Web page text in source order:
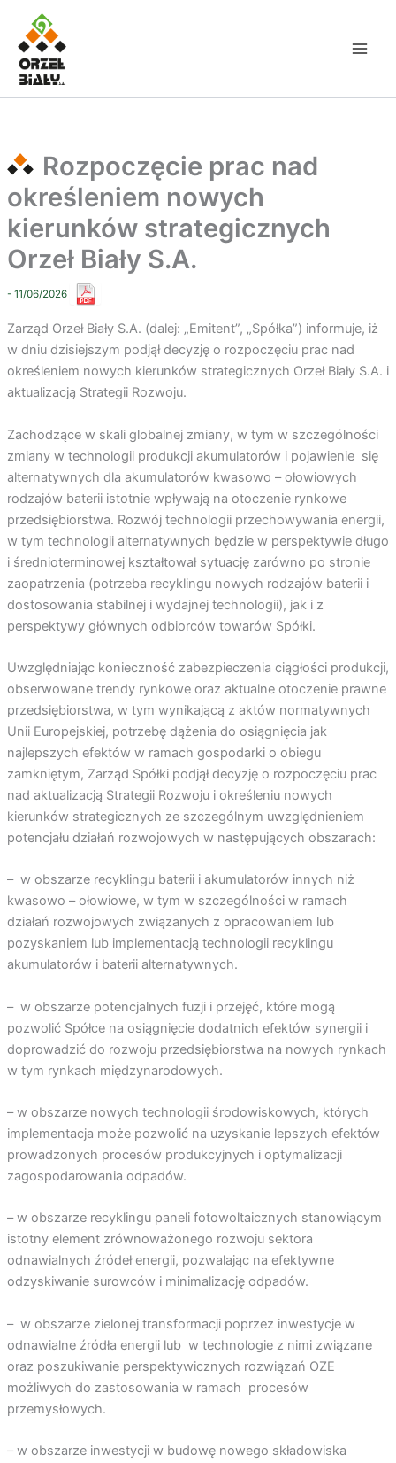
Przejdź
treści
Rozpoczęcie prac nad
określeniem nowych
kierunków strategicznych
Orzeł Biały S.A.
- 11/06/2026
Zarząd Orzeł Biały S.A. (dalej: „Emitent”, „Spółka”) informuje, iż
w dniu dzisiejszym podjął decyzję o rozpoczęciu prac nad
określeniem nowych kierunków strategicznych Orzeł Biały S.A. i
aktualizacją Strategii Rozwoju.
Zachodzące w skali globalnej zmiany, w tym w szczególności
zmiany w technologii produkcji akumulatorów i pojawienie się
alternatywnych dla akumulatorów kwasowo – ołowiowych
rodzajów baterii istotnie wpływają na otoczenie rynkowe
przedsiębiorstwa. Rozwój technologii przechowywania energii,
w tym technologii alternatywnych będzie w perspektywie długo
i średnioterminowej kształtował sytuację zarówno po stronie
zaopatrzenia (potrzeba recyklingu nowych rodzajów baterii i
dostosowania stabilnej i wydajnej technologii), jak i z
perspektywy głównych odbiorców towarów Spółki.
Uwzględniając konieczność zabezpieczenia ciągłości produkcji,
obserwowane trendy rynkowe oraz aktualne otoczenie prawne
przedsiębiorstwa, w tym wynikającą z aktów normatywnych
Unii Europejskiej, potrzebę dążenia do osiągnięcia jak
najlepszych efektów w ramach gospodarki o obiegu
zamkniętym, Zarząd Spółki podjął decyzję o rozpoczęciu prac
nad aktualizacją Strategii Rozwoju i określeniu nowych
kierunków strategicznych ze szczególnym uwzględnieniem
potencjału działań rozwojowych w następujących obszarach:
– w obszarze recyklingu baterii i akumulatorów innych niż
kwasowo – ołowiowe, w tym w szczególności w ramach
działań rozwojowych związanych z opracowaniem lub
pozyskaniem lub implementacją technologii recyklingu
akumulatorów i baterii alternatywnych.
– w obszarze potencjalnych fuzji i przejęć, które mogą
pozwolić Spółce na osiągnięcie dodatnich efektów synergii i
doprowadzić do rozwoju przedsiębiorstwa na nowych rynkach
w tym rynkach międzynarodowych.
– w obszarze nowych technologii środowiskowych, których
implementacja może pozwolić na uzyskanie lepszych efektów
prowadzonych procesów produkcyjnych i optymalizacji
zagospodarowania odpadów.
– w obszarze recyklingu paneli fotowoltaicznych stanowiącym
istotny element zrównoważonego rozwoju sektora
odnawialnych źródeł energii, pozwalając na efektywne
odzyskiwanie surowców i minimalizację odpadów.
– w obszarze zielonej transformacji poprzez inwestycje w
odnawialne źródła energii lub w technologie z nimi związane
oraz poszukiwanie perspektywicznych rozwiązań OZE
możliwych do zastosowania w ramach procesów
przemysłowych.
– w obszarze inwestycji w budowę nowego składowiska